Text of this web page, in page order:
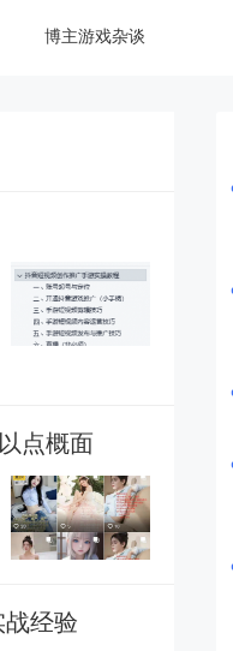
博主游戏杂谈
点概面
经验